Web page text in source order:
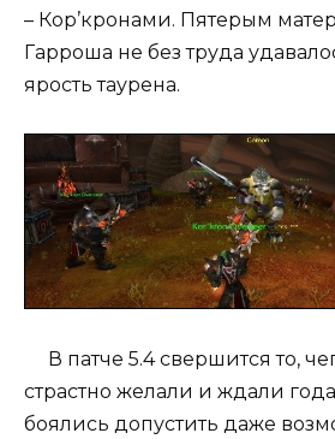
– Кор’кронами. Пятерым
Гарроша не без труда
ярость таурена.
В патче 5.4 свершится то,
страстно желали и ждали
боялись допустить даже